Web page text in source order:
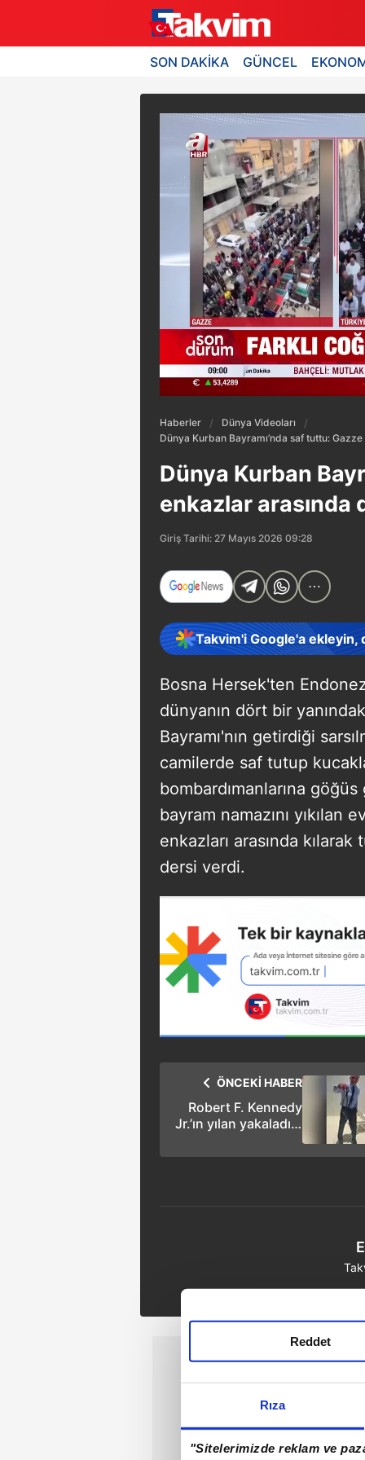
Rıza
"Sitelerimizde reklam ve
Reddet
SON DAKİKA GÜNCEL
Haberler
Dünya Videoları
Dünya Kurban Bayramı’nda saf tuttu:
Dünya Kurban
enkazlar arasında
Giriş Tarihi: 27 Mayıs 2026 09:28
Takvim'i Google'a ekleyin,
Bosna Hersek'ten
dünyanın dört bir
Bayramı'nın getirdiği
camilerde saf tutup
bombardımanlarına
bayram namazını
enkazları arasında
dersi verdi.
ÖNCEKİ HABER
Robert F. Kennedy
Jr.’ın yılan yakaladığı
görüntüler